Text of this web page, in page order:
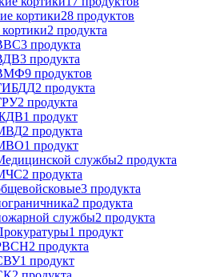
кортики28 продуктов
2 продукта
3 продукта
3 продукта
9 продуктов
2 продукта
2 продукта
1 продукт
2 продукта
1 продукт
службы2 продукта
2 продукта
3 продукта
2 продукта
службы2 продукта
1 продукт
2 продукта
1 продукт